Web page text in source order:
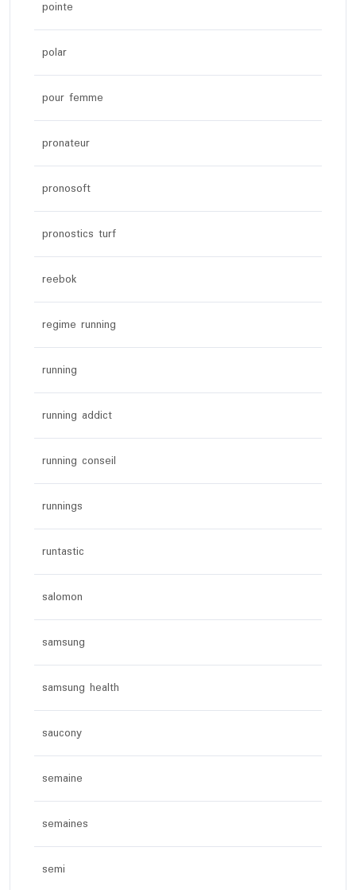
pointe
polar
pour femme
pronateur
pronosoft
pronostics turf
reebok
regime running
running
running addict
running conseil
runnings
runtastic
salomon
samsung
samsung health
saucony
semaine
semaines
semi